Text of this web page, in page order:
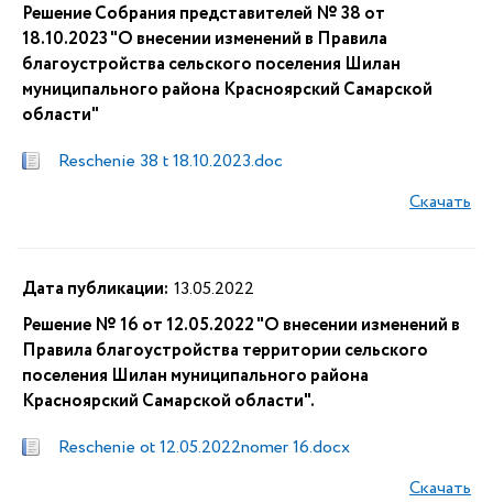
Решение Собрания представителей № 38 от
18.10.2023 "О внесении изменений в Правила
благоустройства сельского поселения Шилан
муниципального района Красноярский Самарской
области"
Reschenie 38 t 18.10.2023.doc
Скачать
Дата публикации: 13.05.2022
Решение № 16 от 12.05.2022 "О внесении изменений в
Правила благоустройства территории сельского
поселения Шилан муниципального района
Красноярский Самарской области".
Reschenie ot 12.05.2022nomer 16.docx
Скачать